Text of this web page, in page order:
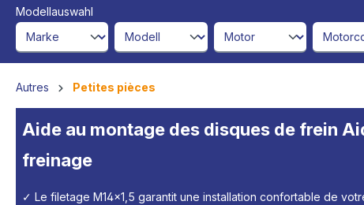
Modellauswahl
brandId
modelId engineId
Autres Petites pièces
Aide au montage des disques de frein
freinage
✓ Le filetage M14x1,5 garantit une installation confortable de